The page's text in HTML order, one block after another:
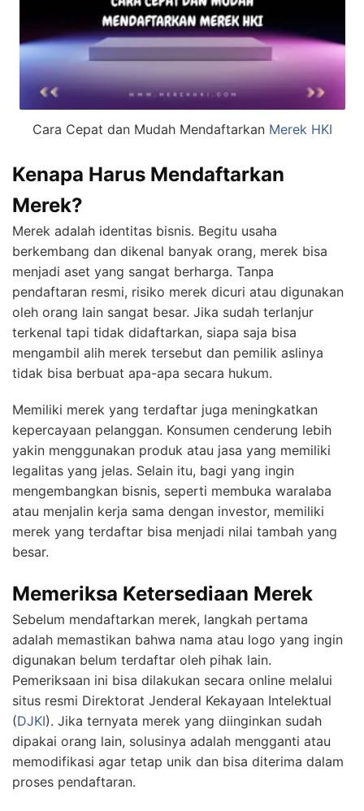
Cara Cepat dan Mudah Mendaftarkan Merek HKI
Kenapa Harus Mendaftarkan
Merek?
Merek adalah identitas bisnis. Begitu usaha
berkembang dan dikenal banyak orang, merek bisa
menjadi aset yang sangat berharga. Tanpa
pendaftaran resmi, risiko merek dicuri atau digunakan
oleh orang lain sangat besar. Jika sudah terlanjur
terkenal tapi tidak didaftarkan, siapa saja bisa
mengambil alih merek tersebut dan pemilik aslinya
tidak bisa berbuat apa-apa secara hukum.
Memiliki merek yang terdaftar juga meningkatkan
kepercayaan pelanggan. Konsumen cenderung lebih
yakin menggunakan produk atau jasa yang memiliki
legalitas yang jelas. Selain itu, bagi yang ingin
mengembangkan bisnis, seperti membuka waralaba
atau menjalin kerja sama dengan investor, memiliki
merek yang terdaftar bisa menjadi nilai tambah yang
besar.
Memeriksa Ketersediaan Merek
Sebelum mendaftarkan merek, langkah pertama
adalah memastikan bahwa nama atau logo yang ingin
digunakan belum terdaftar oleh pihak lain.
Pemeriksaan ini bisa dilakukan secara online melalui
situs resmi Direktorat Jenderal Kekayaan Intelektual
(DJKI). Jika ternyata merek yang diinginkan sudah
dipakai orang lain, solusinya adalah mengganti atau
memodifikasi agar tetap unik dan bisa diterima dalam
proses pendaftaran.